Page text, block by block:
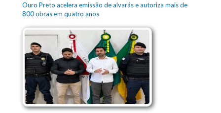
Ouro Preto acelera emissão de alvarás e autoriza mais de
800 obras em quatro anos